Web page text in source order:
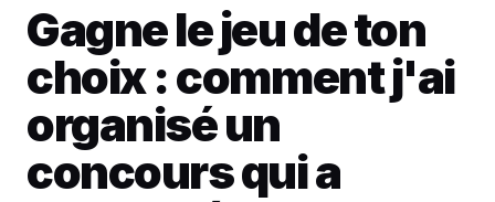
Gagne le jeu de ton
choix : comment j'ai
organisé un
concours qui a